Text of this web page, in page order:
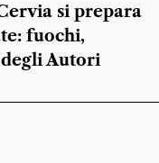
si prepara
fuochi,
Autori